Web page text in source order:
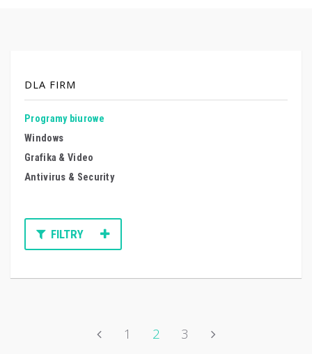
DLA FIRM
Programy biurowe
Windows
Grafika & Video
Antivirus & Security
FILTRY
1 2 3